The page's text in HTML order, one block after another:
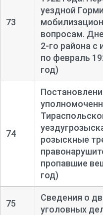
73
уездной
вопросам.
2-го района с
по февраль
год)
74
розыскные
пропавшие
год)
75
Сведения о
уголовных